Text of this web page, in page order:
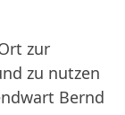
zur
zu nutzen
Bernd